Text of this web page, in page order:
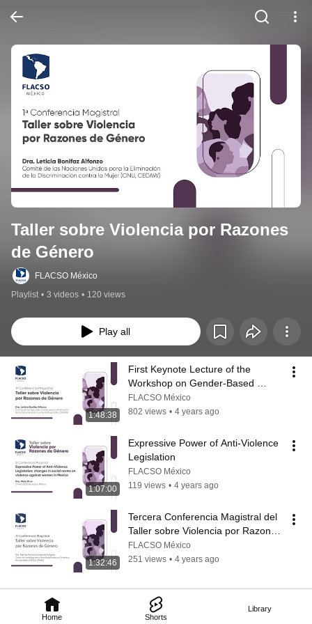
Home Shorts
Library
Taller sobre Violencia por Razones
de Género
FLACSO México
Playlist • 3 videos • 120 views
Play all
1:48:38
First Keynote Lecture of the
Workshop on Gender-Based
Violence at Flacso Mexico
FLACSO México
802 views • 4 years ago
1:07:00
Expressive Power of Anti-Violence
Legislation
FLACSO México
119 views • 4 years ago
1:32:46
Tercera Conferencia Magistral del
Taller sobre Violencia por Razones
de Género en la Flacso México
FLACSO México
251 views • 4 years ago